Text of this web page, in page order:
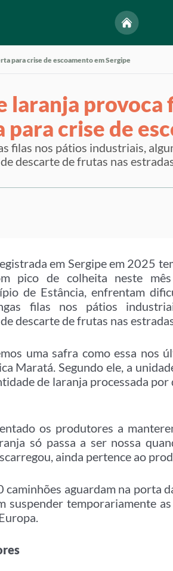
para crise de escoamento em Sergipe
laranja provoca
para crise de
filas nos pátios industriais,
descarte de frutas nas
em Sergipe em 2025
pico de colheita neste
de Estância, enfrentam
filas nos pátios
descarte de frutas nas
uma safra como essa nos
Maratá. Segundo ele, a
de laranja processada
os produtores a
só passa a ser nossa
ainda pertence ao
caminhões aguardam na porta
suspender temporariamente